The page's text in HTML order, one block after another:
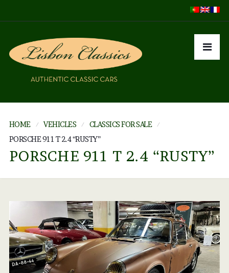
HOME VEHICLES
CLASSICS FOR SALE
PORSCHE 911 T 2.4 “RUSTY”
PORSCHE 911 T 2.4 “RUSTY”